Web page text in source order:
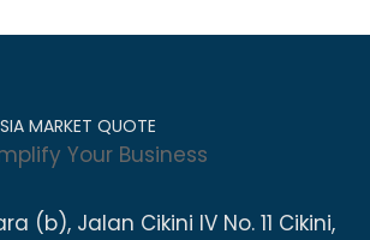
MARKET QUOTE
Your Business
(b), Jalan Cikini IV No. 11 Cikini,